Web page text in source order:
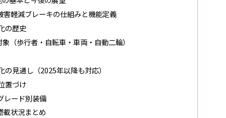
軽減ブレーキの仕組みと機能定義
の歴史
（歩行者・自転車・車両・自動二輪）
見通し（2025年以降も対応）
置づけ
レード別装備
載状況まとめ